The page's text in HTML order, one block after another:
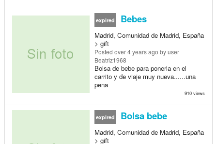
expired Bebes
Madrid, Comunidad de Madrid, España
> gift
Posted over 4 years ago by user
Beatriz1968
Bolsa de bebe para ponerla en el
carrito y de viaje muy nueva......una
pena
910 views
expired Bolsa bebe
Madrid, Comunidad de Madrid, España
> gift